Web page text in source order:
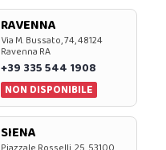
RAVENNA
Via M. Bussato, 74, 48124
Ravenna RA
+39 335 544 1908
NON DISPONIBILE
SIENA